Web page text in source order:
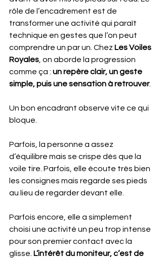
rôle de l’encadrement est de
transformer une activité qui paraît
technique en gestes que l’on peut
comprendre un par un. Chez Les Voiles
Royales , on aborde la progression
comme ça : un repère clair, un geste
simple, puis une sensation à retrouver.
Un bon encadrant observe vite ce qui
bloque.
Parfois, la personne a assez
d’équilibre mais se crispe dès que la
voile tire. Parfois, elle écoute très bien
les consignes mais regarde ses pieds
au lieu de regarder devant elle.
Parfois encore, elle a simplement
choisi une activité un peu trop intense
pour son premier contact avec la
glisse. L’intérêt du moniteur, c’est de